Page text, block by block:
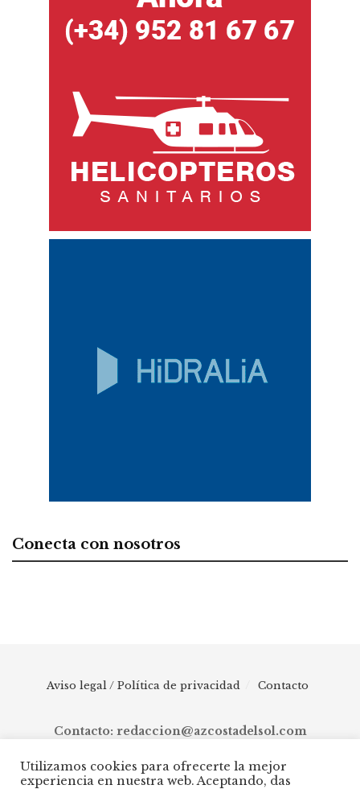
Conecta con nosotros
Aviso legal / Política de privacidad Contacto
Contacto: redaccion@azcostadelsol.com
© 2025 AZ Costa del Sol - Diario digital de Málaga capital hasta
Utilizamos cookies para ofrecerte la mejor
experiencia en nuestra web. Aceptando, das